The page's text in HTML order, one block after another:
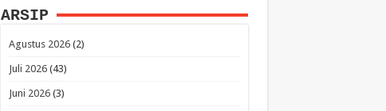
ARSIP
Agustus 2026(2)
Juli 2026(43)
Juni 2026(3)